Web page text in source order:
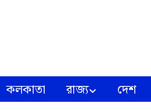
কলকাতা রাজ্য দেশ